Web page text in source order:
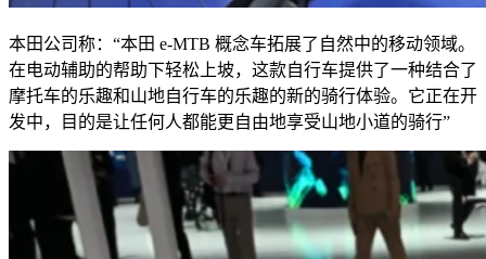
本田公司称：“本田 e-MTB 概念车拓展了自然中的移动领域。
在电动辅助的帮助下轻松上坡，这款自行车提供了一种结合了
摩托车的乐趣和山地自行车的乐趣的新的骑行体验。它正在开
发中，目的是让任何人都能更自由地享受山地小道的骑行”